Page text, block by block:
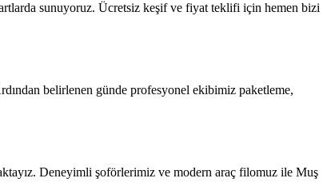
sunuyoruz. Ücretsiz keşif ve fiyat teklifi için hemen bizi
belirlenen günde profesyonel ekibimiz paketleme,
Deneyimli şoförlerimiz ve modern araç filomuz ile Muş